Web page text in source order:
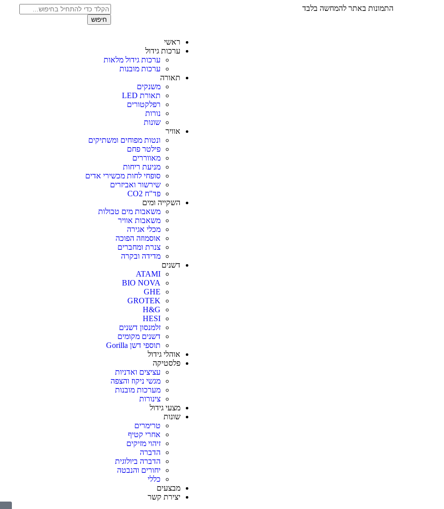
התמונות באתר להמחשה בלבד
חיפוש
ראשי
ערכות גידול
ערכות גידול מלאות
ערכות מובנות
תאורה
משנקים
תאורת LED
רפלקטורים
נורות
שונות
אוויר
ונטות מפוחים ומשתיקים
פילטר פחם
מאווררים
מניעת ריחות
סופחי לחות מכשירי אדים
שירשור ואביזרים
פד"ח CO2
השקייה ומים
משאבות מים טבולות
משאבות אוויר
מכלי אגירה
אוסמוזה הפוכה
צנרת ומחברים
מדידה ובקרה
דשנים
ATAMI
BIO NOVA
GHE
GROTEK
H&G
HESI
זלמנסון דשנים
דשנים מקומים
תוספי דשן Gorilla
אוהלי גידול
פלסטיקה
עציצים ואדניות
מגשי ניקוז והצפה
מערכות מובנות
צינורות
מצעי גידול
שונות
טרימרים
אחרי קטיף
זיהוי מזיקים
הדברה
הדברה ביולוגית
יחורים והנבטה
כללי
מבצעים
יצירת קשר